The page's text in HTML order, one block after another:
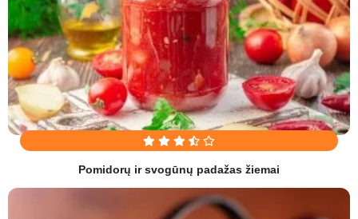
Pomidorų ir svogūnų padažas žiemai